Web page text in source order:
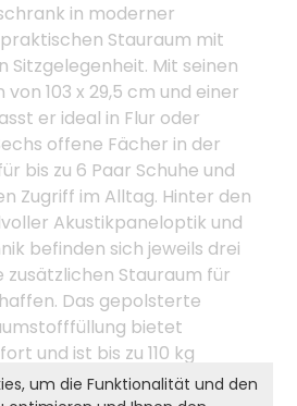
in moderner
Stauraum mit
Mit seinen
103 x 29,5 cm und einer
er ideal in Flur oder
offene Fächer in der
bis zu 6 Paar Schuhe und
Zugriff im Alltag. Hinter den
Akustikpaneloptik und
befinden sich jeweils drei
zusätzlichen Stauraum für
Das gepolsterte
bietet
und ist bis zu 110 kg
Bezug aus Polyester lässt
um die Funktionalität und den